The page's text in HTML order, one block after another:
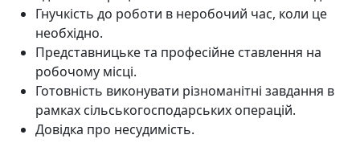
Гнучкість до роботи в неробочий час, коли це
необхідно.
Представницьке та професійне ставлення на
робочому місці.
Готовність виконувати різноманітні завдання в
рамках сільськогосподарських операцій.
Довідка про несудимість.